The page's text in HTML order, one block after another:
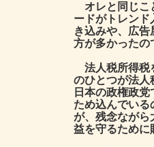
オレと同じこ
ードがトレンド
き込みや、広
方が多かったの
法人税所得税
のひとつが法人
日本の政権政
ため込んでいる
が、残念ながら
益を守るために